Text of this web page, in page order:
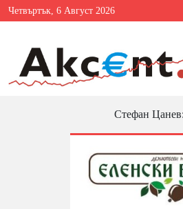
Четвъртък, 6 Август 2026
Стефан